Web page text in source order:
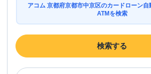
アコム 京都府京都市中京区のカードローン自
ATMを検索
検索する